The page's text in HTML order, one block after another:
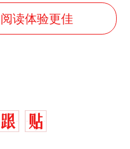
读体验更佳